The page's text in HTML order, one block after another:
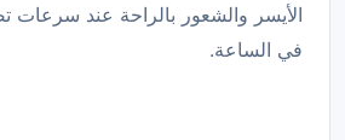
في الساعة.